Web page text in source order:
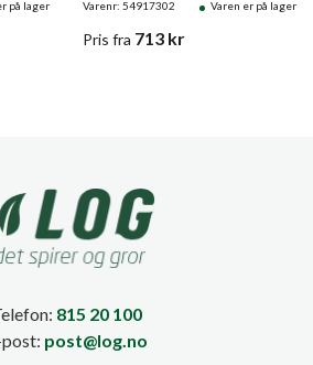
på lager Varenr: 54917302 Varen er på lager
Pris fra 713 kr
815 20 100
post@log.no